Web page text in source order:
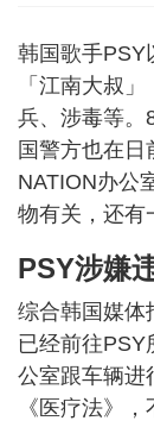
韩国歌手PSY
「江南大叔
兵、涉毒等。
国警方也在
NATION办公
物有关，还有
PSY涉嫌
综合韩国媒体
已经前往PSY
公室跟车辆进
《医疗法》